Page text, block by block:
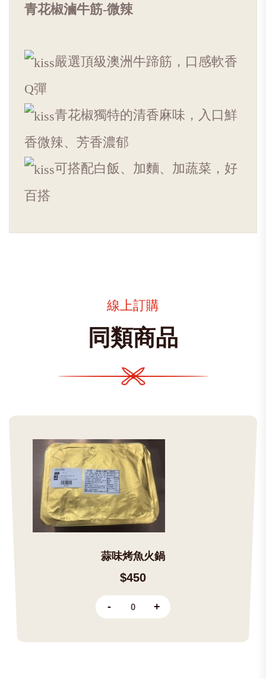
青花椒滷牛筋-微辣
嚴選頂級澳洲牛蹄筋，口感軟香
Q彈
青花椒獨特的清香麻味，入口鮮
香微辣、芳香濃郁
可搭配白飯、加麵、加蔬菜，好
百搭
線上訂購
同類商品
蒜味烤魚火鍋
$450
- +